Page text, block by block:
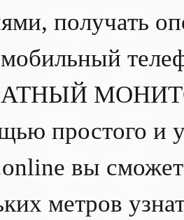
получать
простого и
вы
метров